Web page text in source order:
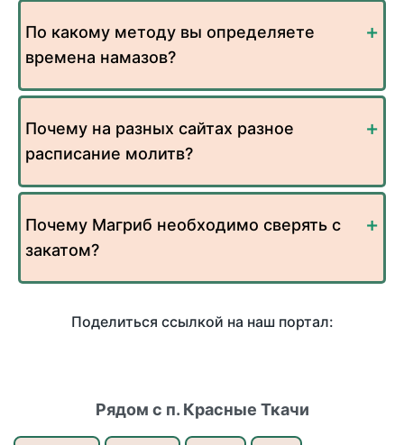
По какому методу вы определяете
времена намазов?
Почему на разных сайтах разное
расписание молитв?
Почему Магриб необходимо сверять с
закатом?
Поделиться ссылкой на наш портал:
Рядом с п. Красные Ткачи